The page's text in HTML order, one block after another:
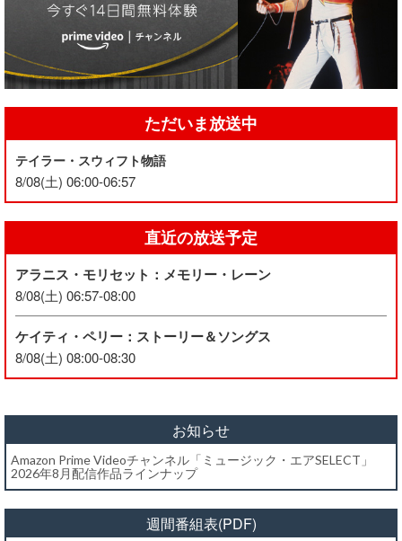
ただいま放送中
テイラー・スウィフト物語
8/08(土) 06:00-06:57
直近の放送予定
アラニス・モリセット：メモリー・レーン
8/08(土) 06:57-08:00
ケイティ・ペリー：ストーリー＆ソングス
8/08(土) 08:00-08:30
お知らせ
Amazon Prime Videoチャンネル「ミュージック・エアSELECT」
2026年8月配信作品ラインナップ
週間番組表(PDF)